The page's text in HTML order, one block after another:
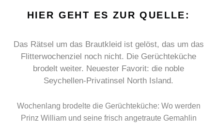
HIER GEHT ES ZUR QUELLE:
Das Rätsel um das Brautkleid ist gelöst, das um das
Flitterwochenziel noch nicht. Die Gerüchteküche
brodelt weiter. Neuester Favorit: die noble
Seychellen-Privatinsel North Island.
Wochenlang brodelte die Gerüchteküche: Wo werden
Prinz William und seine frisch angetraute Gemahlin